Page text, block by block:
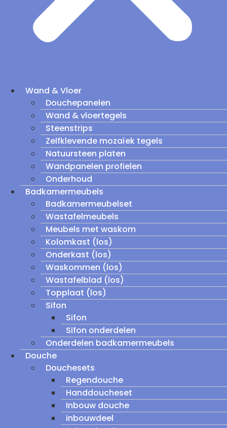
Wand & Vloer
Douchepanelen
Wand & vloertegels
Steenstrips
Zelfklevende mozaïek tegels
Natuursteen platen
Wandpanelen profielen
Onderhoud
Badkamermeubels
Badkamermeubelset
Wastafelmeubels
Meubels met waskom
Kolomkast (los)
Onderkast (los)
Waskommen (los)
Wastafelblad (los)
Topplaat (los)
Sifon
Sifon
Sifon onderdelen
Onderdelen badkamermeubels
Douche
Douchesets
Regendouche
Handdoucheset
Inbouw douche
inbouwdeel